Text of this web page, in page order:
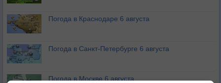
Погода в Краснодаре 6 августа
Погода в Санкт-Петербурге 6 августа
Погода в Москве 6 августа